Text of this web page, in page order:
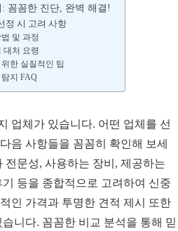
꼼꼼한 진단, 완벽 해결!
정 시 고려 사항
및 과정
대처 요령
한 실질적인 팁
지 FAQ
업체가 있습니다. 어떤 업체를 선
음 사항들을 꼼꼼히 확인해 보세
전문성, 사용하는 장비, 제공하는
등을 종합적으로 고려하여 신중
인 가격과 투명한 견적 제시 또한
니다. 꼼꼼한 비교 분석을 통해 믿